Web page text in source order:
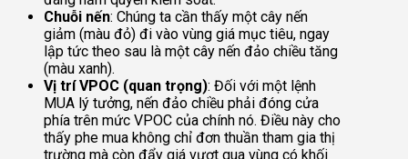
Chuỗi nến: Chúng ta cần thấy một cây nến
giảm (màu đỏ) đi vào vùng giá mục tiêu, ngay
lập tức theo sau là một cây nến đảo chiều tăng
(màu xanh).
Vị trí VPOC (quan trọng): Đối với một lệnh
MUA lý tưởng, nến đảo chiều phải đóng cửa
phía trên mức VPOC của chính nó. Điều này cho
thấy phe mua không chỉ đơn thuần tham gia thị
trường mà còn đẩy giá vượt qua vùng có khối